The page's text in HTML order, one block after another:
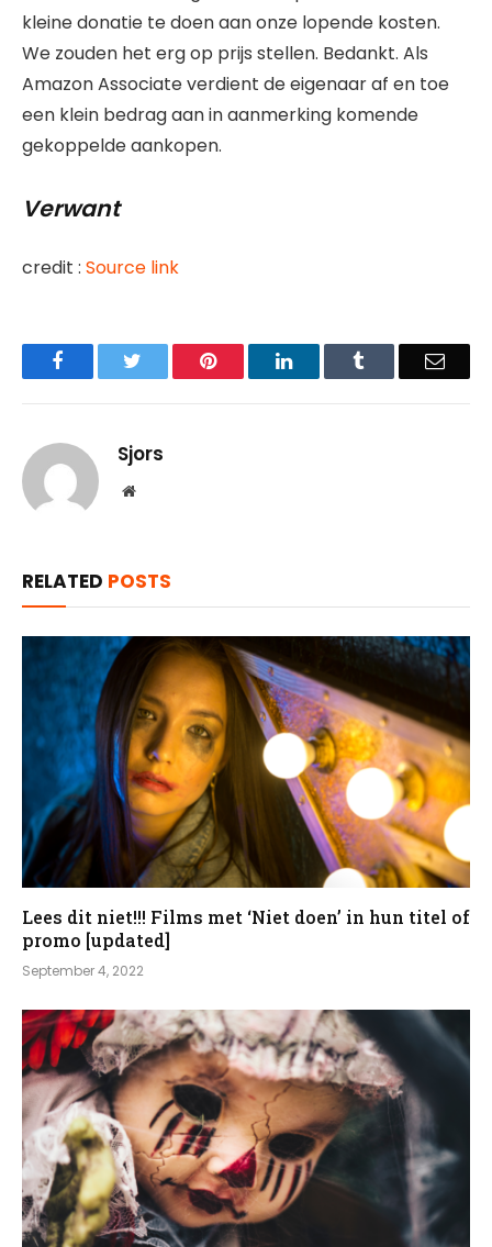
kleine donatie te doen aan onze lopende kosten.
We zouden het erg op prijs stellen. Bedankt. Als
Amazon Associate verdient de eigenaar af en toe
een klein bedrag aan in aanmerking komende
gekoppelde aankopen.
Verwant
credit : Source link
Facebook Pinterest LinkedIn Email
Sjors
Website
RELATED POSTS
Lees dit niet!!! Films met ‘Niet doen’ in hun titel of
promo [updated]
September 4, 2022